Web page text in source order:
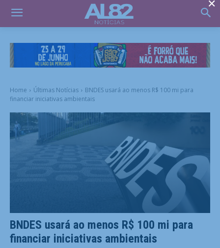
Home Últimas Notícias
BNDES usará ao menos R$ 100 mi para
financiar iniciativas ambientais
BNDES usará ao menos R$ 100 mi para
financiar iniciativas ambientais